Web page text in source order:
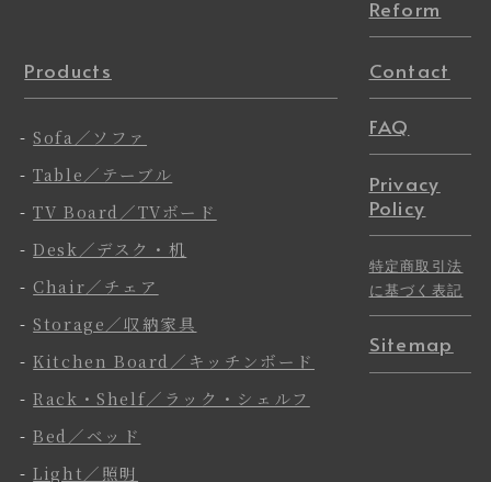
Reform
Products
-Sofa／ソファ
-Table／テーブル
-TV Board／TVボード
-Desk／デスク・机
- Chair／チェア
-Storage／収納家具
-Kitchen Board／キッチンボード
-Rack・Shelf／ラック・シェルフ
-Bed／ベッド
-Light／照明
Contact
FAQ
Privacy
Policy
特定商取引法
に基づく表記
Sitemap